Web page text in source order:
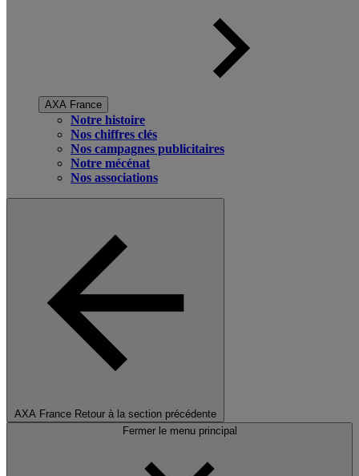
AXA France
Notre histoire
Nos chiffres clés
Nos campagnes publicitaires
Notre mécénat
Nos associations
AXA France Retour à la section précédente
Fermer le menu principal